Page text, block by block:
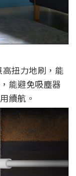
扭力地刷，能
能避免吸塵器
續航。